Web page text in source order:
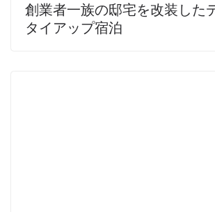
創業者一族の邸宅を改装した
タイアップ宿泊